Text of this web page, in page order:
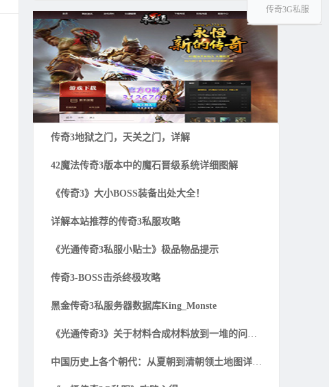
传奇3地狱之门，天关之门，详解
42魔法传奇3版本中的魔石晋级系统详细图解
《传奇3》大小BOSS装备出处大全！
详解本站推荐的传奇3私服攻略
《光通传奇3私服小贴士》极品物品提示
传奇3-BOSS击杀终极攻略
黑金传奇3私服务器数据库King_Monste
《光通传奇3》关于材料合成材料放到一堆的问题解
中国历史上各个朝代：从夏朝到清朝领土地图详细一
传奇3G私服